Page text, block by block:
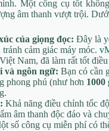
Một công cụ tốt
âm thanh vượt trội.
của giọng đọc: Đây là
cảm giác máy móc.
Nam, đã làm rất tốt điều
và ngôn ngữ: Bạn có cần
phong phú (như hơn 1000
Khả năng điều chỉnh tốc
âm thanh độc đáo và
số công cụ miễn phí có